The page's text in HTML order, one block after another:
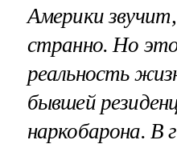
Америки
странно. Но
реальность
бывшей
наркобарона. В